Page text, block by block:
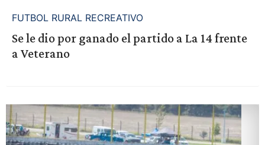
FUTBOL RURAL RECREATIVO
Se le dio por ganado el partido a La 14 frente
a Veterano